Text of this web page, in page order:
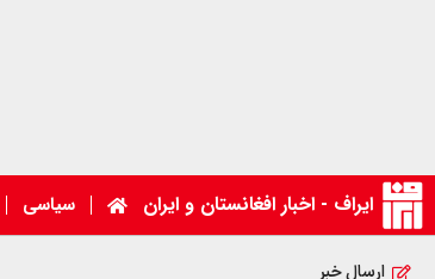
ایراف - اخبار افغانستان و ایران سیاسی
ارسال خبر